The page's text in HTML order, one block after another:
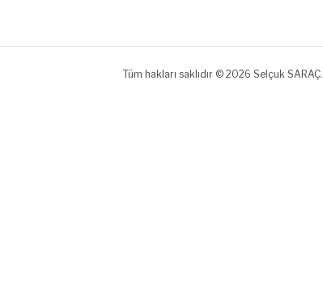
Tüm hakları saklıdır © 2026 Selçuk SARAÇ.